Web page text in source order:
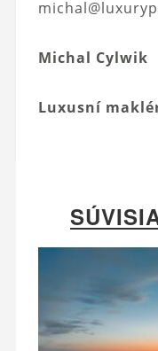
Michal Cylwik
Luxusní